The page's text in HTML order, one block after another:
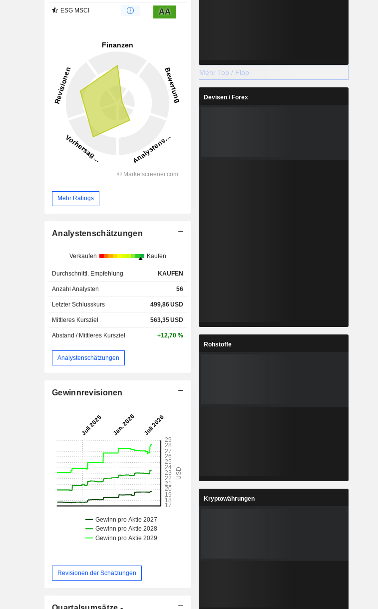
ESG MSCI AA
Mehr Ratings
Analystenschätzungen
Verkaufen Kaufen
Durchschnittl. Empfehlung KAUFEN
Anzahl Analysten 56
Letzter Schlusskurs 499,86USD
Mittleres Kursziel 563,35USD
Abstand / Mittleres Kursziel +12,70 %
Analystenschätzungen
Gewinnrevisionen
Revisionen der Schätzungen
Mehr Top / Flop
Devisen / Forex
Rohstoffe
Kryptowährungen